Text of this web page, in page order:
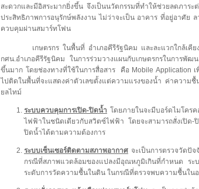
สะดวกและมีอิสระมากยิ่งขึ้น จึงเป็นนวัตกรรมที่ทำให้ช่วยลดภาระ
ประสิทธิภาพการอนุรักษ์พลังงาน ไม่ว่าจะเป็น อาคาร ที่อยู่อาศัย
ควบคุมผ่านสมาร์ทโฟน
เกษตรกร ในพื้นที่ อำเภอคีรีรัฐนิคม และละแวกใกล้เคียง
กศน.อำเภอคีรีรัฐนิคม ในการร่วมวางแผนกับเกษตรกรในการพัฒ
ขึ้นมาก โดยช่องทางที่ใช้ในการสื่อสาร คือ Mobile Application เ
ไปติดในพื้นที่จะแสดงค่าตัวเลขตั้งแต่ความแรงของน้ำ ค่าความ
ยลไทม์
ระบบควบคุมการเปิด-ปิดน้ำ โดยภายในจะมีบอร์ดไมโคร
ไฟฟ้าในชนิดเดียวกับสวิตซ์ไฟฟ้า โดยจะสามารถสั่งเปิด
ปิดน้ำได้ตามความต้องการ
ระบบเซ็นเซอร์ติดตามสภาพอากาศ จะเป็นการตรวจวัดปั
กรณีที่สภาพแวดล้อมของแปลงมีอุณหภูมิเกินที่กำหนด ระ
ระดับการวัดความชื้นในดิน ในกรณีที่ตรวจพบความชื้นใน